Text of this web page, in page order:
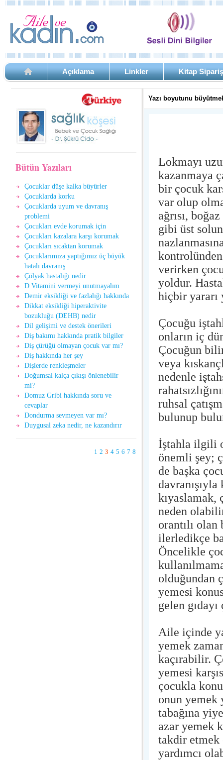
Açıklama Linkler Kitap
Bütün Yazıları
Çocuklar düşe kalka büyürler
Çocuklarda korku
Çocuklarda uyum ve davranış
problemi
Çocukları evde korumak için
Çocukları kazalara karşı korumak
Çocukları sıcaktan korumak
Çocuklarımıza yaptığımız üç büyük
hatalı davranış
Çölyak hastalığı nedir
D Vitamini vermeyi unutmayalım
Demir eksikliği ve fazlalığı hakkında
Dikkat eksikliği hiperaktivite
bozukluğu (DEHB) nedir
Dil gelişimi ve destek önerileri
Diş bakımı hakkında pratik bilgiler
Diş çürüğü olmayan çocuk var mı?
Diş hakkında her şey
Dişlerde renkleşmeler
Doğumsal kalça çıkışı önlenebilir
mi?
Domuz Gribi hakkında soru ve
cevaplar
Dondurma sevmeyen var mı?
Duygusal zeka nedir, ne kazandırır
1 2 3 4 5 6 7 8
Yazı boyutunu
Lokmayı
kazanmaya
bir çocuk
var olup
ağrısı,
gibi üst
verirken
yoldur.
hiçbir yararı
Çocuğu
onların iç
Çocuğun
veya
nedenle
ruhsal
bulunup
İştahla ilgili
önemli şey;
de başka
kıyaslamak,
neden
orantılı
ilerledikçe
Öncelikle
olduğundan
yemesi
gelen
Aile içinde
yemek
kaçırabilir.
yemesi
çocukla
onun
tabağına
azar yemek
takdir etmek
yardımcı